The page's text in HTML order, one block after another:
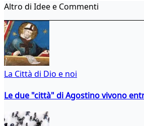
Altro di Idee e Commenti
La Città di Dio e noi
Le due "città" di Agostino vivono